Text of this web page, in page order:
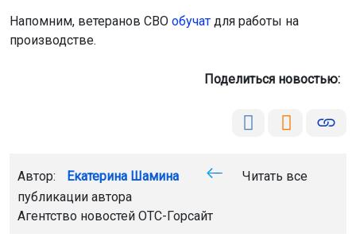
Напомним, ветеранов СВО обучат для работы на
производстве.
Поделиться новостью:
Автор: Екатерина Шамина
Читать все
публикации автора
Агентство новостей ОТС-Горсайт